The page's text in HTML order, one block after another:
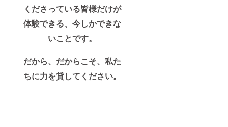
くださっている皆様だけが
体験できる、今しかできな
いことです。
だから、だからこそ、私た
ちに力を貸してください。